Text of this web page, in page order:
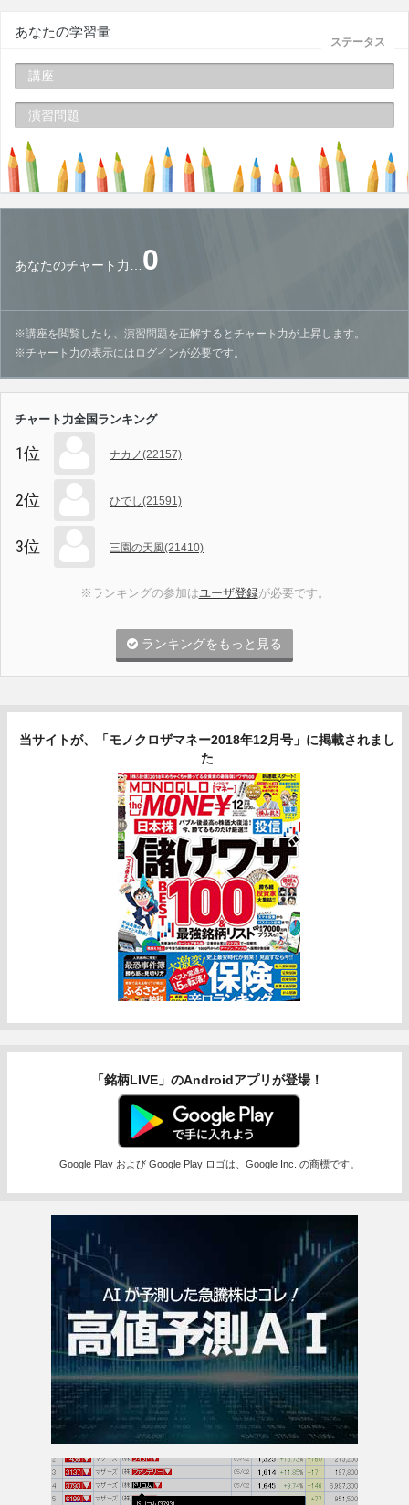
ステータス
あなたの学習量
講座
演習問題
あなたのチャート力… 0
※講座を閲覧したり、演習問題を正解するとチャート力が上昇します。
※チャート力の表示には ログインが必要です。
チャート力全国ランキング
1位 ナカノ(22157)
2位 ひでし(21591)
3位 三園の天風(21410)
※ランキングの参加はユーザ登録が必要です。
ランキングをもっと見る
当サイトが、「モノクロザマネー2018年12月号」に掲載されまし
た
「銘柄LIVE」のAndroidアプリが登場！
Google Play および Google Play ロゴは、Google Inc. の商標です。